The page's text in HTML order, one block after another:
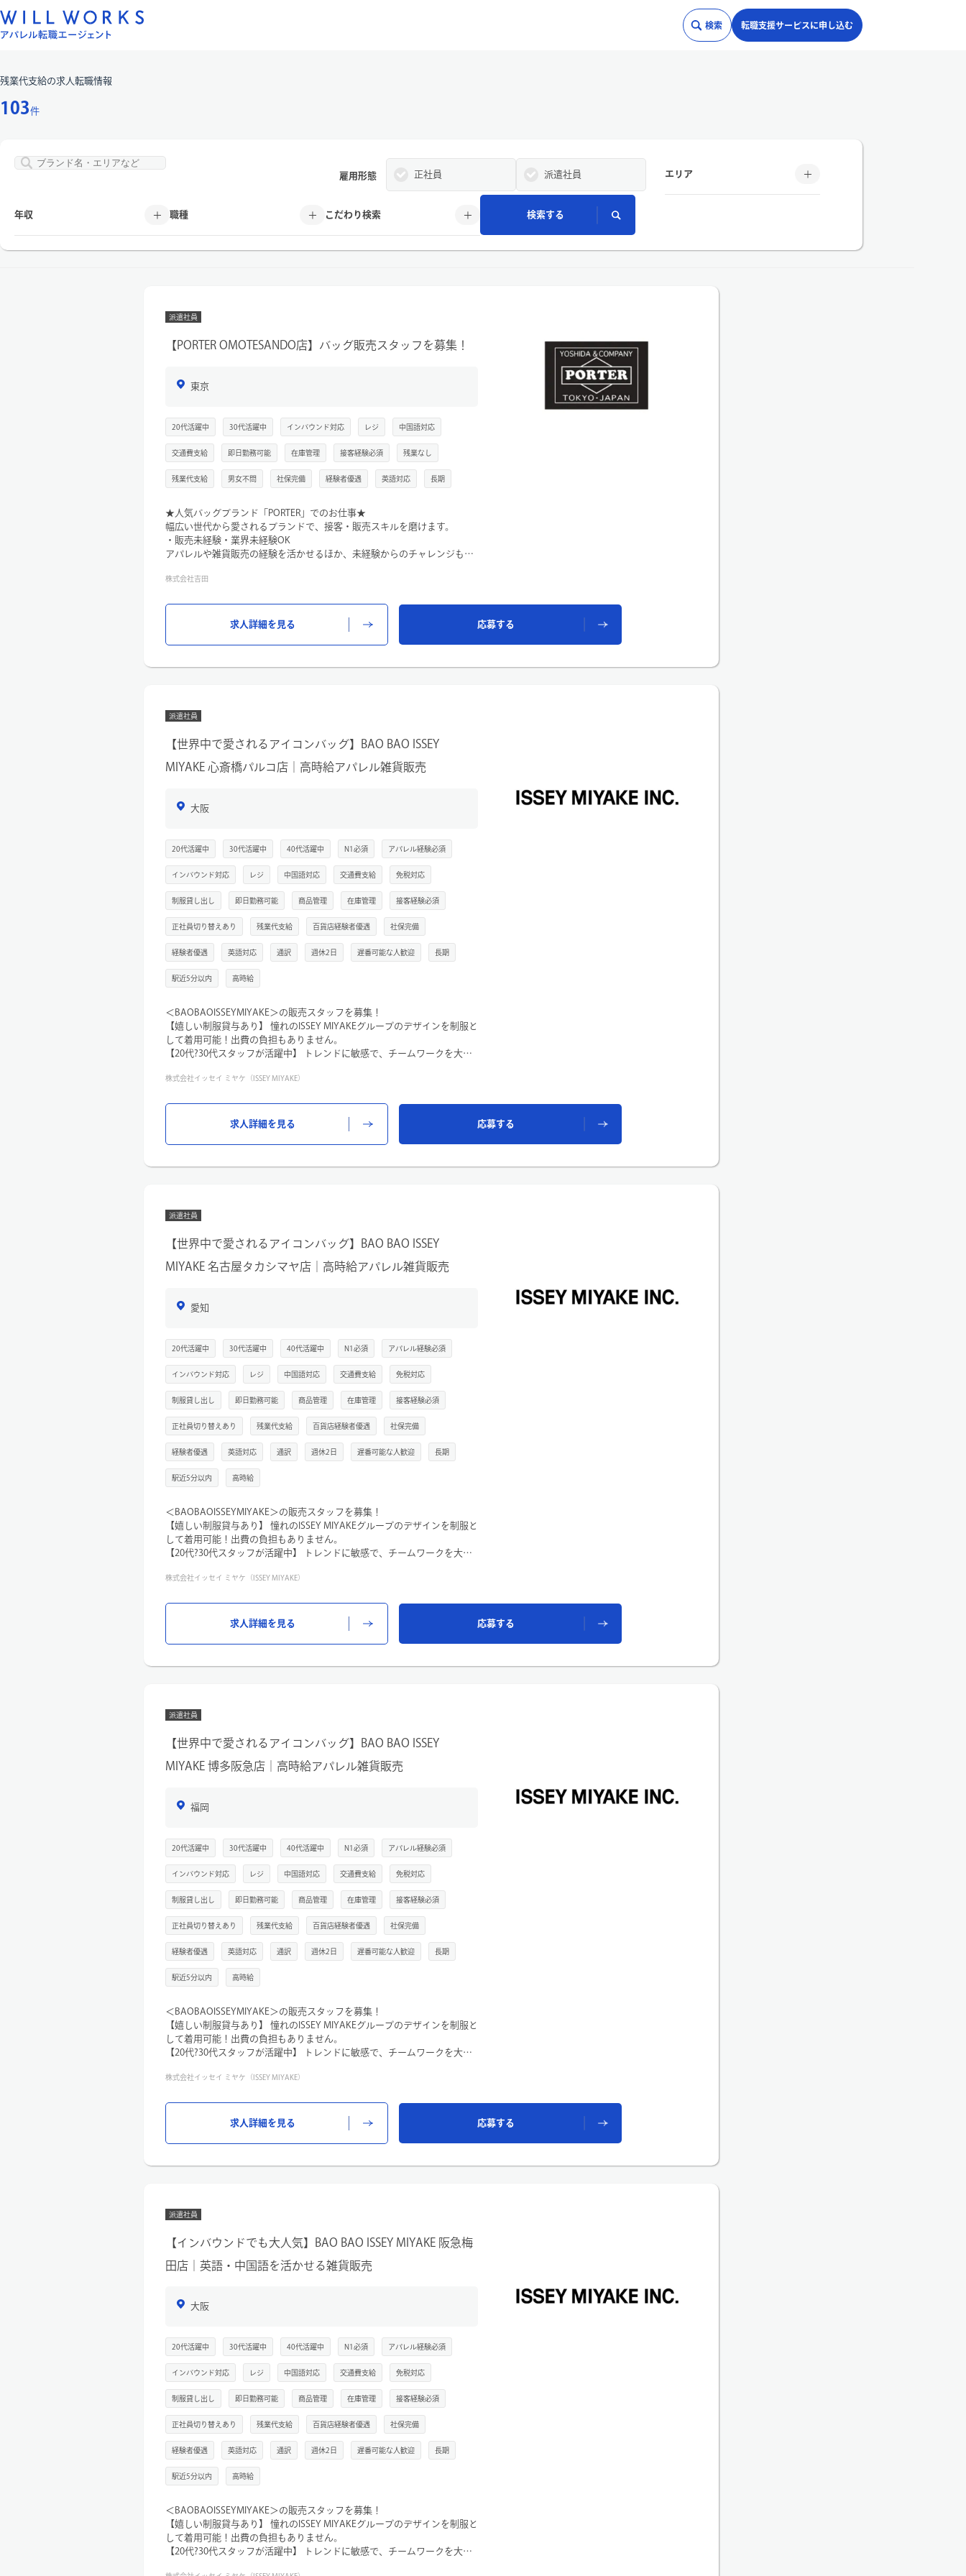
コ
ン
ツ
へ
検索 転職支援サービスに申し込む
残業代支給の求人転職情報
103件
雇用形態 正社員 派遣社員 エリア
年収 職種 こだわり検索
派遣社員
【PORTER OMOTESANDO店】バッグ販売スタッフを募集！
東京
20代活躍中 30代活躍中 インバウンド対応 レジ 中国語対応
交通費支給 即日勤務可能 在庫管理 接客経験必須 残業なし
残業代支給 男女不問 社保完備 経験者優遇 英語対応 長期
★人気バッグブランド「PORTER」でのお仕事★
幅広い世代から愛されるブランドで、接客・販売スキルを磨けます。
・販売未経験・業界未経験OK
アパレルや雑貨販売の経験を活かせるほか、未経験からのチャレンジも歓
・制服貸与あり
・バッグやファッションが好きな方におすすめ
お客様にぴったりの商品をご提案するやりがいのあるお仕事です。
・スタイリングスナップ撮影、ブログ作成
株式会社吉田
求人詳細を見る 応募する
派遣社員
【世界中で愛されるアイコンバッグ】BAO BAO ISSEY
MIYAKE 心斎橋パルコ店｜高時給アパレル雑貨販売
大阪
20代活躍中 30代活躍中 40代活躍中 N1必須 アパレル経験必須
インバウンド対応 レジ 中国語対応 交通費支給 免税対応
制服貸し出し 即日勤務可能 商品管理 在庫管理 接客経験必須
正社員切り替えあり 残業代支給 百貨店経験者優遇 社保完備
経験者優遇 英語対応 通訳 週休2日 遅番可能な人歓迎 長期
駅近5分以内 高時給
＜BAOBAOISSEYMIYAKE＞の販売スタッフを募集！
【嬉しい制服貸与あり】 憧れのISSEY MIYAKEグループのデザインを制服と
して着用可能！出費の負担もありません。
【20代?30代スタッフが活躍中】 トレンドに敏感で、チームワークを大切
す。
二のバッグ。国内外のお客様から「指名買い」される圧倒的なブランド力
・納品、検品、出荷業務、電話対応 など
株式会社イッセイ ミヤケ（ISSEY MIYAKE）
求人詳細を見る 応募する
派遣社員
【世界中で愛されるアイコンバッグ】BAO BAO ISSEY
MIYAKE 名古屋タカシマヤ店｜高時給アパレル雑貨販売
愛知
20代活躍中 30代活躍中 40代活躍中 N1必須 アパレル経験必須
インバウンド対応 レジ 中国語対応 交通費支給 免税対応
制服貸し出し 即日勤務可能 商品管理 在庫管理 接客経験必須
正社員切り替えあり 残業代支給 百貨店経験者優遇 社保完備
経験者優遇 英語対応 通訳 週休2日 遅番可能な人歓迎 長期
駅近5分以内 高時給
＜BAOBAOISSEYMIYAKE＞の販売スタッフを募集！
【嬉しい制服貸与あり】 憧れのISSEY MIYAKEグループのデザインを制服と
して着用可能！出費の負担もありません。
【20代?30代スタッフが活躍中】 トレンドに敏感で、チームワークを大切
す。
二のバッグ。国内外のお客様から「指名買い」される圧倒的なブランド力
・納品、検品、出荷業務、電話対応 など
株式会社イッセイ ミヤケ（ISSEY MIYAKE）
求人詳細を見る 応募する
派遣社員
【世界中で愛されるアイコンバッグ】BAO BAO ISSEY
MIYAKE 博多阪急店｜高時給アパレル雑貨販売
福岡
20代活躍中 30代活躍中 40代活躍中 N1必須 アパレル経験必須
インバウンド対応 レジ 中国語対応 交通費支給 免税対応
制服貸し出し 即日勤務可能 商品管理 在庫管理 接客経験必須
正社員切り替えあり 残業代支給 百貨店経験者優遇 社保完備
経験者優遇 英語対応 通訳 週休2日 遅番可能な人歓迎 長期
駅近5分以内 高時給
＜BAOBAOISSEYMIYAKE＞の販売スタッフを募集！
【嬉しい制服貸与あり】 憧れのISSEY MIYAKEグループのデザインを制服と
して着用可能！出費の負担もありません。
【20代?30代スタッフが活躍中】 トレンドに敏感で、チームワークを大切
す。
二のバッグ。国内外のお客様から「指名買い」される圧倒的なブランド力
・納品、検品、出荷業務、電話対応 など
【オススメポイント】
・協力して店舗を運営するサポート体制が整った環境
・英語、中国語を活かせる職場
株式会社イッセイ ミヤケ（ISSEY MIYAKE）
求人詳細を見る 応募する
派遣社員
【インバウンドでも大人気】BAO BAO ISSEY MIYAKE 阪急梅
田店｜英語・中国語を活かせる雑貨販売
大阪
20代活躍中 30代活躍中 40代活躍中 N1必須 アパレル経験必須
インバウンド対応 レジ 中国語対応 交通費支給 免税対応
制服貸し出し 即日勤務可能 商品管理 在庫管理 接客経験必須
正社員切り替えあり 残業代支給 百貨店経験者優遇 社保完備
経験者優遇 英語対応 通訳 週休2日 遅番可能な人歓迎 長期
駅近5分以内 高時給
＜BAOBAOISSEYMIYAKE＞の販売スタッフを募集！
【嬉しい制服貸与あり】 憧れのISSEY MIYAKEグループのデザインを制服と
して着用可能！出費の負担もありません。
【20代?30代スタッフが活躍中】 トレンドに敏感で、チームワークを大切